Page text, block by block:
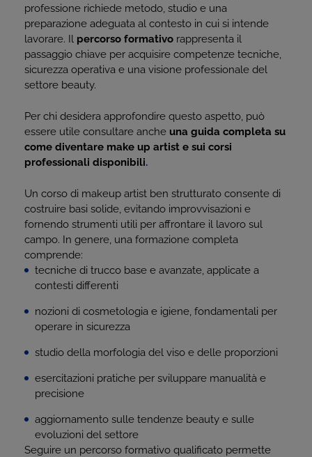
professione richiede metodo, studio e una
preparazione adeguata al contesto in cui si intende
lavorare. Il percorso formativo rappresenta il
passaggio chiave per acquisire competenze tecniche,
sicurezza operativa e una visione professionale del
settore beauty.
Per chi desidera approfondire questo aspetto, può
essere utile consultare anche una guida completa su
come diventare make up artist e sui corsi
professionali disponibili.
Un corso di makeup artist ben strutturato consente di
costruire basi solide, evitando improvvisazioni e
fornendo strumenti utili per affrontare il lavoro sul
campo. In genere, una formazione completa
comprende:
tecniche di trucco base e avanzate, applicate a
contesti differenti
nozioni di cosmetologia e igiene, fondamentali per
operare in sicurezza
studio della morfologia del viso e delle proporzioni
esercitazioni pratiche per sviluppare manualità e
precisione
aggiornamento sulle tendenze beauty e sulle
evoluzioni del settore
Seguire un percorso formativo qualificato permette